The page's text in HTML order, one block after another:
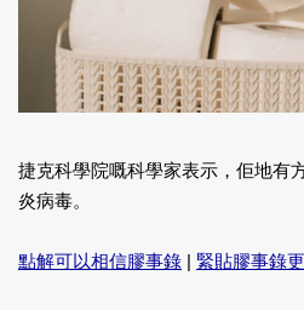
捷克科學院嘅科學家表示，佢地有
炎病毒。
點解可以相信膠事錄 緊貼膠事錄